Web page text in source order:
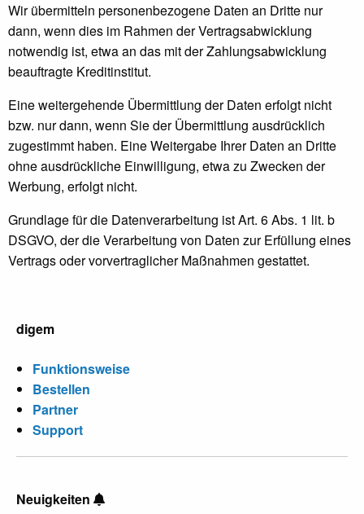
Wir übermitteln personenbezogene Daten an Dritte nur
dann, wenn dies im Rahmen der Vertragsabwicklung
notwendig ist, etwa an das mit der Zahlungsabwicklung
beauftragte Kreditinstitut.
Eine weitergehende Übermittlung der Daten erfolgt nicht
bzw. nur dann, wenn Sie der Übermittlung ausdrücklich
zugestimmt haben. Eine Weitergabe Ihrer Daten an Dritte
ohne ausdrückliche Einwilligung, etwa zu Zwecken der
Werbung, erfolgt nicht.
Grundlage für die Datenverarbeitung ist Art. 6 Abs. 1 lit. b
DSGVO, der die Verarbeitung von Daten zur Erfüllung eines
Vertrags oder vorvertraglicher Maßnahmen gestattet.
digem
Funktionsweise
Bestellen
Partner
Support
Neuigkeiten